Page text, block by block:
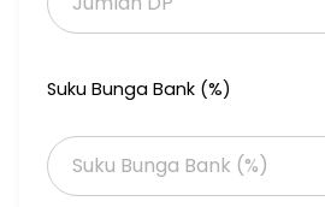
Suku Bunga Bank (%)